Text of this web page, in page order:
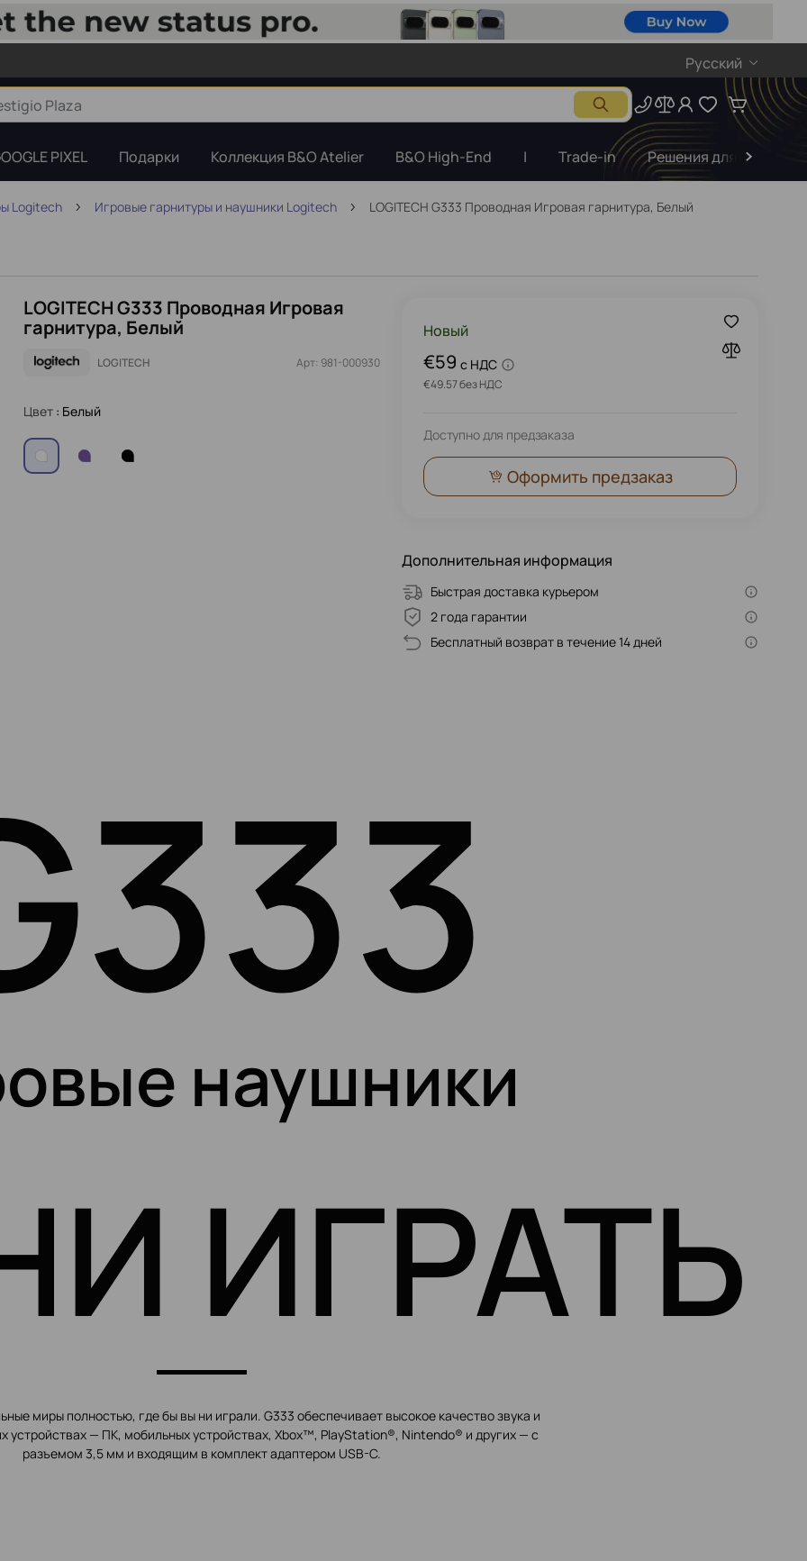
Русский
PIXEL Подарки Коллекция B&O Atelier B&O High-End | Trade-in Решения для бизнеса
Logitech Игровые гарнитуры и наушники Logitech LOGITECH G333 Проводная Игровая гарнитура, Белый
LOGITECH G333 Проводная Игровая
гарнитура, Белый
LOGITECH Арт: 981-000930
Цвет : Белый
Новый
€59 c НДС
€49.57 без НДС
Доступно для предзаказа
Оформить предзаказ
Дополнительная информация
Быстрая доставка курьером
2 года гарантии
Бесплатный возврат в течение 14 дней
наушники
ИГРАТЬ
миры полностью, где бы вы ни играли. G333 обеспечивает высокое качество звука и
устройствах — ПК, мобильных устройствах, Xbox™, PlayStation®, Nintendo® и других — с
разъемом 3,5 мм и входящим в комплект адаптером USB-C.